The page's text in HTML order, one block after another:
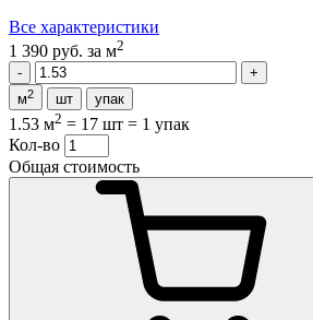
Все характеристики
1 390 руб. за м2
м2 шт упак
1.53 м2 = 17 шт = 1 упак
Кол-во
Общая стоимость